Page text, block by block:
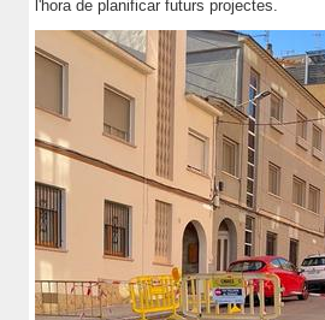
l'hora de planificar futurs projectes.